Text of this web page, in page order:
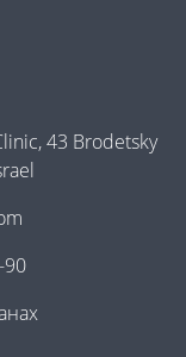
43 Brodetsky
90